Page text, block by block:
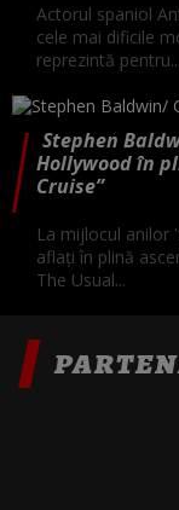
Actorul spaniol
cele mai dificile
reprezintă pentru...
Stephen
Hollywood în
Cruise”
La mijlocul anilor
aflați în plină
The Usual...